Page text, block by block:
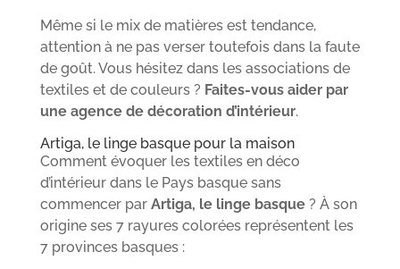
Même si le mix de matières est tendance,
attention à ne pas verser toutefois dans la faute
de goût. Vous hésitez dans les associations de
textiles et de couleurs ? Faites-vous aider par
une agence de décoration d’intérieur.
Artiga, le linge basque pour la maison
Comment évoquer les textiles en déco
d’intérieur dans le Pays basque sans
commencer par Artiga, le linge basque? À son
origine ses 7 rayures colorées représentent les
7 provinces basques :